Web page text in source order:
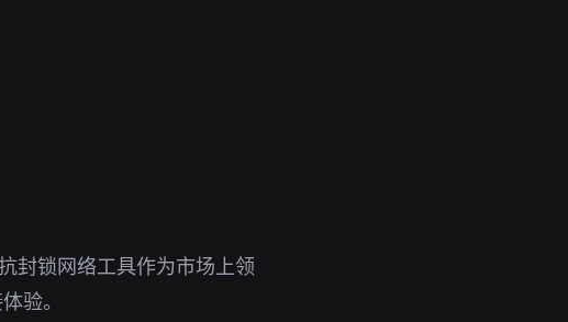
封锁网络工具作为市场上领
验。